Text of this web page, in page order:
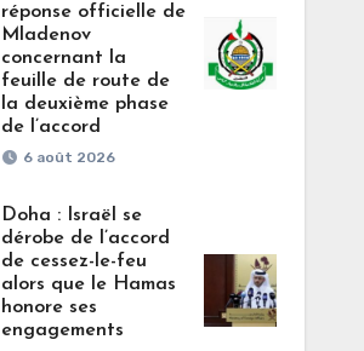
réponse officielle de
Mladenov
concernant la
feuille de route de
la deuxième phase
de l’accord
6 août 2026
Doha : Israël se
dérobe de l’accord
de cessez-le-feu
alors que le Hamas
honore ses
engagements